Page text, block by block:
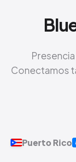
Conectamos
Puerto Rico